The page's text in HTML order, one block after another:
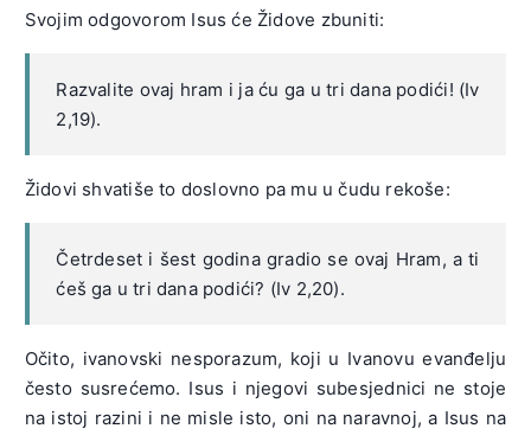
Svojim odgovorom Isus će Židove zbuniti:
Razvalite ovaj hram i ja ću ga u tri dana podići! (Iv
2,19).
Židovi shvatiše to doslovno pa mu u čudu rekoše:
Četrdeset i šest godina gradio se ovaj Hram, a ti
ćeš ga u tri dana podići? (Iv 2,20).
Očito, ivanovski nesporazum, koji u Ivanovu evanđelju
često susrećemo. Isus i njegovi subesjednici ne stoje
na istoj razini i ne misle isto, oni na naravnoj, a Isus na